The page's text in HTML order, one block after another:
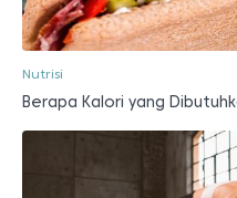
Nutrisi
Berapa Kalori yang